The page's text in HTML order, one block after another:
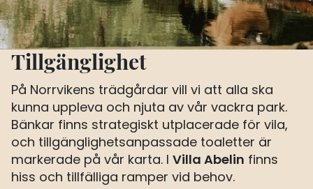
Tillgänglighet
På Norrvikens trädgårdar vill vi att alla ska
kunna uppleva och njuta av vår vackra park.
Bänkar finns strategiskt utplacerade för vila,
och tillgänglighetsanpassade toaletter är
markerade på vår karta. I Villa Abelin finns
hiss och tillfälliga ramper vid behov.